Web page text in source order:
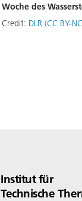
Woche des
Credit: DLR (CC BY-
Institut für
Technische